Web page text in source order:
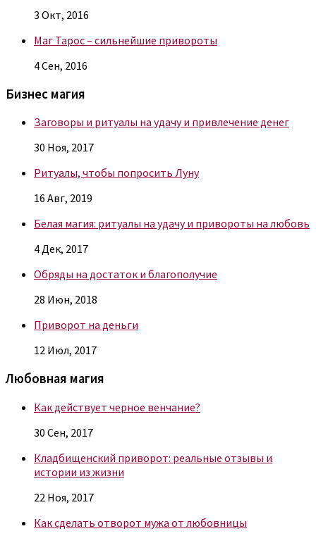
3 Окт, 2016
Маг Тарос – сильнейшие привороты
4 Сен, 2016
Бизнес магия
Заговоры и ритуалы на удачу и привлечение денег
30 Ноя, 2017
Ритуалы, чтобы попросить Луну
16 Авг, 2019
Белая магия: ритуалы на удачу и привороты на любовь
4 Дек, 2017
Обряды на достаток и благополучие
28 Июн, 2018
Приворот на деньги
12 Июл, 2017
Любовная магия
Как действует черное венчание?
30 Сен, 2017
Кладбищенский приворот: реальные отзывы и
истории из жизни
22 Ноя, 2017
Как сделать отворот мужа от любовницы